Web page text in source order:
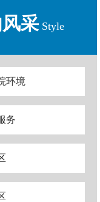
采Style
环境
务